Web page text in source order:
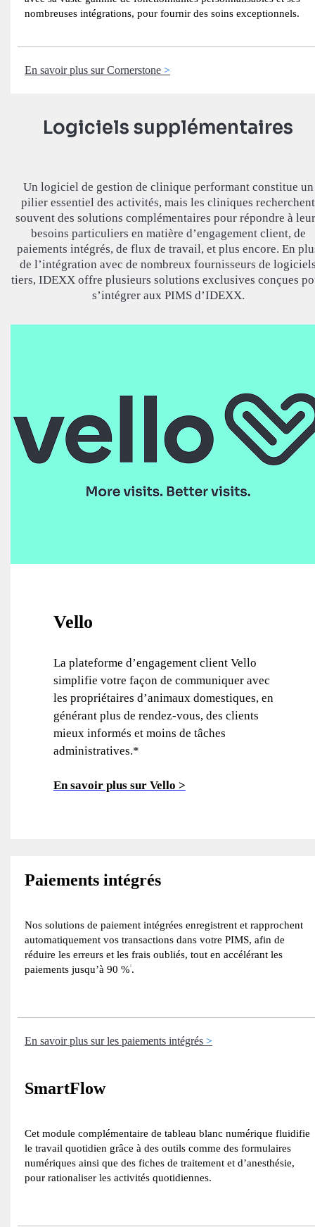
nombreuses intégrations, pour fournir des soins exceptionnels.
En savoir plus sur Cornerstone
Logiciels supplémentaires
Un logiciel de gestion de clinique performant constitue un
pilier essentiel des activités, mais les cliniques recherchent
souvent des solutions complémentaires pour répondre à
besoins particuliers en matière d’engagement client, de
paiements intégrés, de flux de travail, et plus encore. En
de l’intégration avec de nombreux fournisseurs de
tiers, IDEXX offre plusieurs solutions exclusives conçues
s’intégrer aux PIMS d’IDEXX.
Vello
La plateforme d’engagement client Vello
simplifie votre façon de communiquer avec
les propriétaires d’animaux domestiques, en
générant plus de rendez-vous, des clients
mieux informés et moins de tâches
administratives.*
En savoir plus sur Vello >
Paiements intégrés
Nos solutions de paiement intégrées enregistrent et rapprochent
automatiquement vos transactions dans votre PIMS, afin de
réduire les erreurs et les frais oubliés, tout en accélérant les
paiements jusqu’à 90 % 2 .
En savoir plus sur les paiements intégrés
SmartFlow
Cet module complémentaire de tableau blanc numérique fluidifie
le travail quotidien grâce à des outils comme des formulaires
numériques ainsi que des fiches de traitement et d’anesthésie,
pour rationaliser les activités quotidiennes.